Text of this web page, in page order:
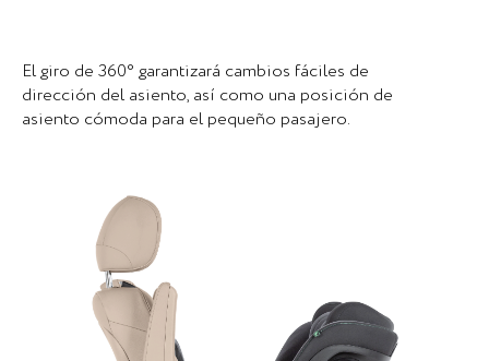
El giro de 360° garantizará cambios fáciles de
dirección del asiento, así como una posición de
asiento cómoda para el pequeño pasajero.